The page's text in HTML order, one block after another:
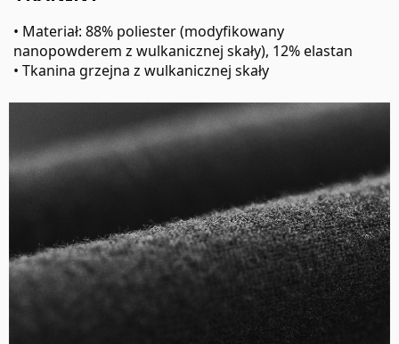
• Materiał: 88% poliester (modyfikowany
nanopowderem z wulkanicznej skały), 12% elastan
• Tkanina grzejna z wulkanicznej skały